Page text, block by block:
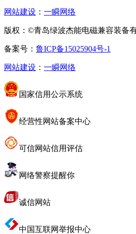
网站建设 ： 一瞬网络
版权：©青岛绿波杰能电磁兼容装备
备案号： 鲁ICP备15025904号-1
网站建设 ： 一瞬网络
国家信用公示系统
经营性网站备案中心
可信网站信用评估
网络警察提醒你
诚信网站
中国互联网举报中心